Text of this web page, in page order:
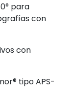
para
con
con
tipo APS-